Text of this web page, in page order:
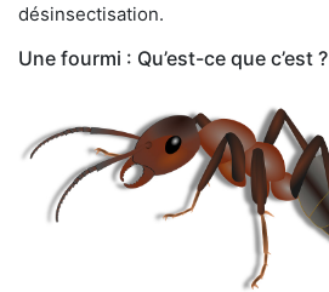
désinsectisation.
Une fourmi : Qu’est-ce que c’est ?